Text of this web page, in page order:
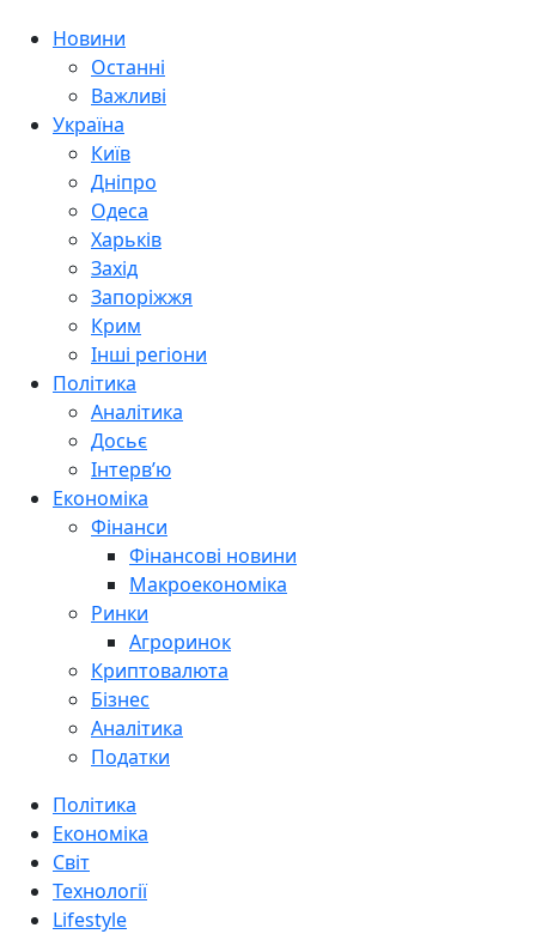
Новини
Останні
Важливі
Україна
Київ
Дніпро
Одеса
Харьків
Захід
Запоріжжя
Крим
Інші регіони
Політика
Аналітика
Досьє
Інтерв’ю
Економіка
Фінанси
Фінансові новини
Макроекономіка
Ринки
Агроринок
Криптовалюта
Бізнес
Аналітика
Податки
Політика
Економіка
Світ
Технології
Lifestyle